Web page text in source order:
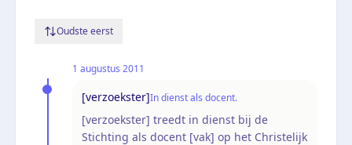
Oudste eerst
1 augustus 2011
[verzoekster]In dienst als docent.
[verzoekster] treedt in dienst bij de
Stichting als docent [vak] op het Christelijk